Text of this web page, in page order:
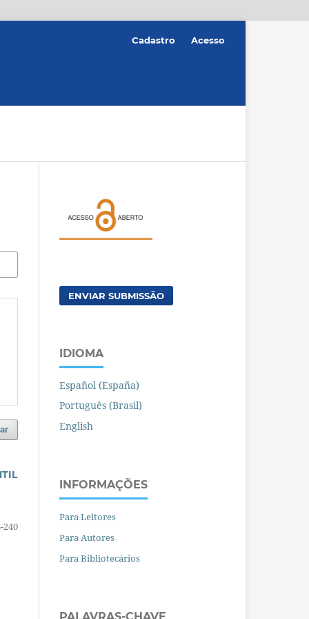
Cadastro Acesso
240
ENVIAR SUBMISSÃO
IDIOMA
Español (España)
Português (Brasil)
English
INFORMAÇÕES
Para Leitores
Para Autores
Para Bibliotecários